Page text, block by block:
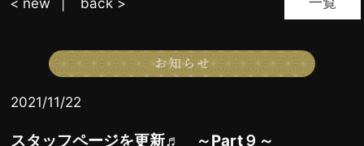
< new back >
2021/11/22
スタッフページを更新♬ ～Part９～